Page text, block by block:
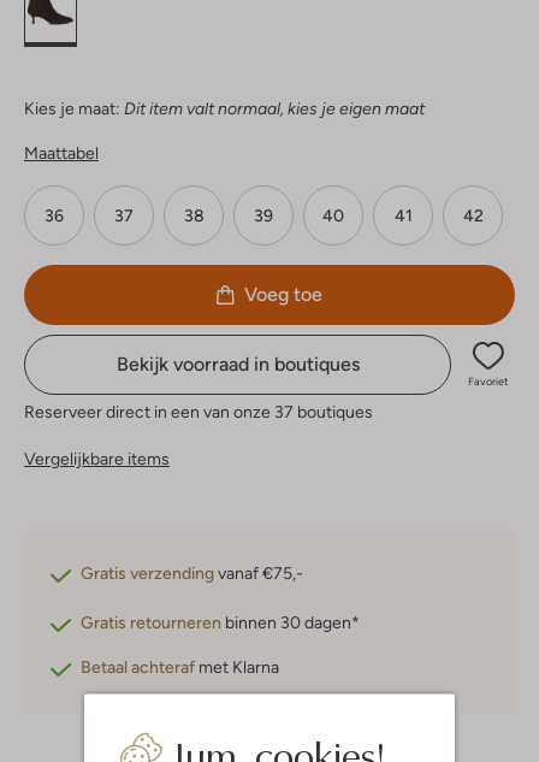
Kies je maat: Dit item valt normaal, kies je eigen maat
Maattabel
36 37 38 39 40 41 42
Voeg toe
Bekijk voorraad in boutiques
Favoriet
Reserveer direct in een van onze 37 boutiques
Vergelijkbare items
Gratis verzendingvanaf €75,-
Gratis retourneren binnen 30 dagen*
Betaal achteraf met Klarna